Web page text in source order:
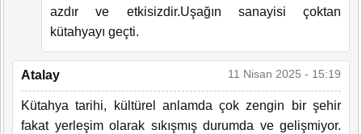
azdır ve etkisizdir.Uşağın sanayisi çoktan
kütahyayı geçti.
Atalay 11 Nisan 2025 - 15:19
Kütahya tarihi, kültürel anlamda çok zengin bir şehir
fakat yerleşim olarak sıkışmış durumda ve gelişmiyor.